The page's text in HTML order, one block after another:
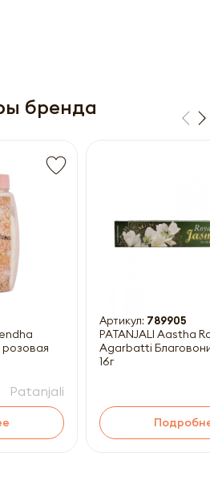
бренда
Patanjali
Артикул: 789905
PATANJALI Aastha
Agarbatti
16г
Подробнее
прайс-лист